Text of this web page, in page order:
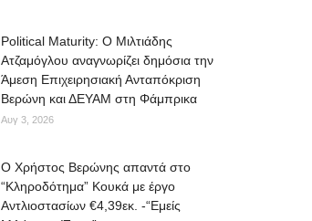
Political Maturity: Ο Μιλτιάδης
Ατζαμόγλου αναγνωρίζει δημόσια την
Άμεση Επιχειρησιακή Ανταπόκριση
Βερώνη και ΔΕΥΑΜ στη Φάμπρικα
Αυγ 3, 2026
O Χρήστος Βερώνης απαντά στο
“Κληροδότημα” Κουκά με έργο
Αντλιοστασίων €4,39εκ. -“Εμείς